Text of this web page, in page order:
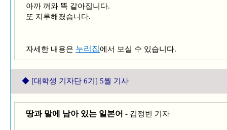
아까 꺼와 똑 같아집니다.
또 지루해졌습니다.
자세한 내용은 누리집에서 보실 수 있습니다.
◆ [대학생 기자단 6기] 5월 기사
땅과 말에 남아 있는 일본어 - 김정빈 기자